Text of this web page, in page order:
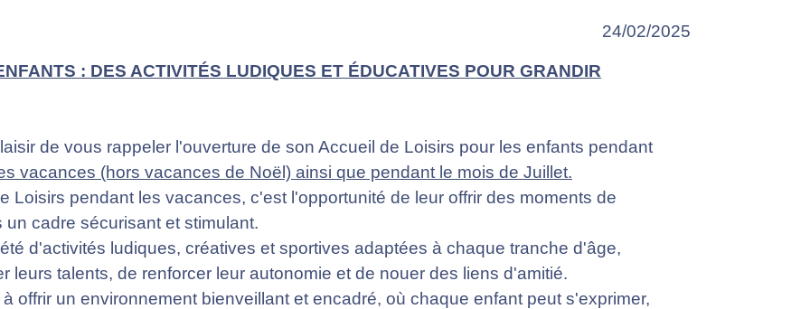
24/02/2025
: DES ACTIVITÉS LUDIQUES ET ÉDUCATIVES POUR GRANDIR
de vous rappeler l'ouverture de son Accueil de Loisirs pour les enfants pendant
vacances (hors vacances de Noël) ainsi que pendant le mois de Juillet.
Loisirs pendant les vacances, c'est l'opportunité de leur offrir des moments de
cadre sécurisant et stimulant.
d'activités ludiques, créatives et sportives adaptées à chaque tranche d'âge,
leurs talents, de renforcer leur autonomie et de nouer des liens d'amitié.
offrir un environnement bienveillant et encadré, où chaque enfant peut s'exprimer,